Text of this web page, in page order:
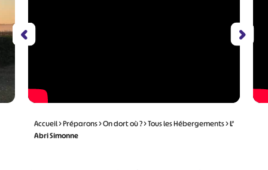
Accueil>Préparons>On dort où ?>Tous les Hébergements>L’
Abri Simonne